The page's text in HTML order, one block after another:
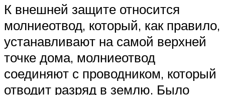
К внешней защите относится
молниеотвод, который, как правило,
устанавливают на самой верхней
точке дома, молниеотвод
соединяют с проводником, который
отводит разряд в землю. Было